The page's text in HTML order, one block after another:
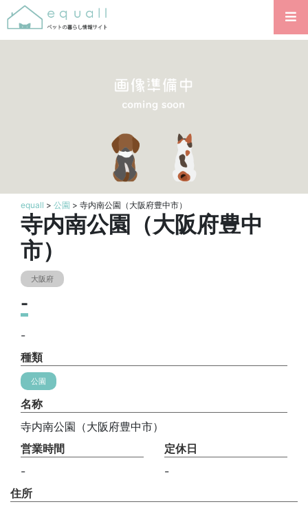
equall > 公園 > 寺内南公園（大阪府豊中市）
寺内南公園（大阪府豊中
市）
大阪府
-
-
種類
公園
名称
寺内南公園（大阪府豊中市）
営業時間
-
定休日
-
住所